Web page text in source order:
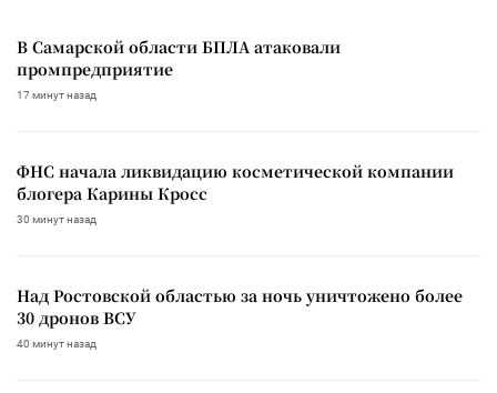
В Самарской области БПЛА атаковали
промпредприятие
17 минут назад
ФНС начала ликвидацию косметической компании
блогера Карины Кросс
30 минут назад
Над Ростовской областью за ночь уничтожено более
30 дронов ВСУ
40 минут назад